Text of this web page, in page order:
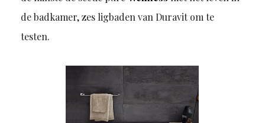
de badkamer, zes ligbaden van Duravit om te
testen.